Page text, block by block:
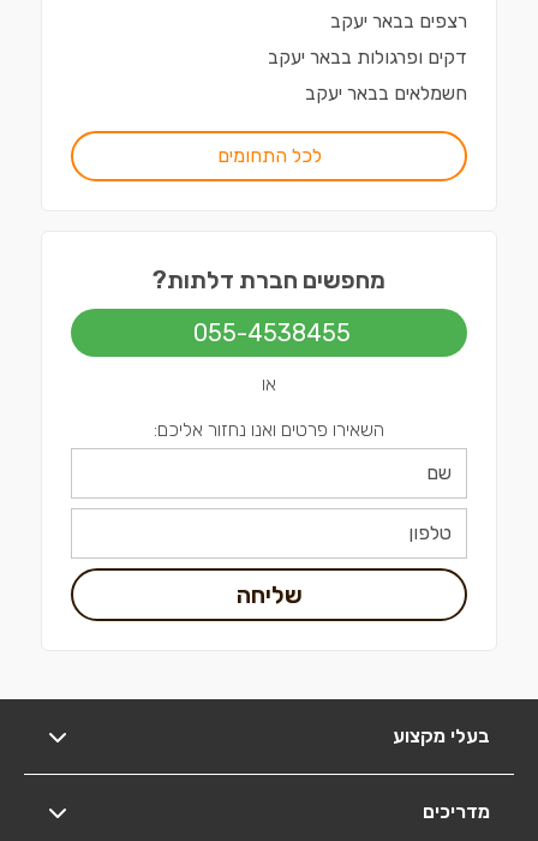
רצפים בבאר יעקב
דקים ופרגולות בבאר יעקב
חשמלאים בבאר יעקב
לכל התחומים
מחפשים חברת דלתות?
055-4538455
או
השאירו פרטים ואנו נחזור אליכם:
שליחה
בעלי מקצוע
מדריכים